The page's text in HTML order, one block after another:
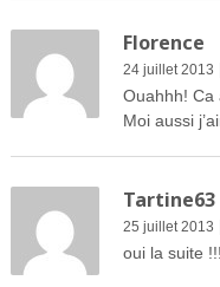
Florence
24 juillet 2013
Ouahhh! Ca
Moi aussi
Tartine63
25 juillet 2013
oui la suite